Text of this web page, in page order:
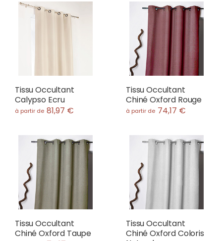
Tissu Occultant
Calypso Ecru
à partir de 81,97 €
Tissu Occultant
Chiné Oxford Rouge
à partir de 74,17 €
Tissu Occultant
Chiné Oxford Taupe
Tissu Occultant
Chiné Oxford Coloris